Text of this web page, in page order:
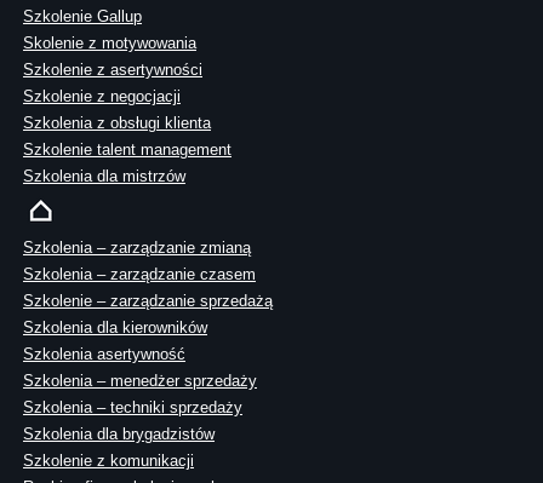
Szkolenie Gallup
Skolenie z motywowania
Szkolenie z asertywności
Szkolenie z negocjacji
Szkolenia z obsługi klienta
Szkolenie talent management
Szkolenia dla mistrzów
Szkolenia – zarządzanie zmianą
Szkolenia – zarządzanie czasem
Szkolenie – zarządzanie sprzedażą
Szkolenia dla kierowników
Szkolenia asertywność
Szkolenia – menedżer sprzedaży
Szkolenia – techniki sprzedaży
Szkolenia dla brygadzistów
Szkolenie z komunikacji